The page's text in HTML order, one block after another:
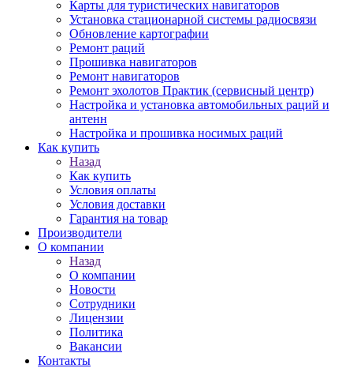
Карты для туристических навигаторов
Установка стационарной системы радиосвязи
Обновление картографии
Ремонт раций
Прошивка навигаторов
Ремонт навигаторов
Ремонт эхолотов Практик (сервисный центр)
Настройка и установка автомобильных раций и
антенн
Настройка и прошивка носимых раций
Как купить
Назад
Как купить
Условия оплаты
Условия доставки
Гарантия на товар
Производители
О компании
Назад
О компании
Новости
Сотрудники
Лицензии
Политика
Вакансии
Контакты